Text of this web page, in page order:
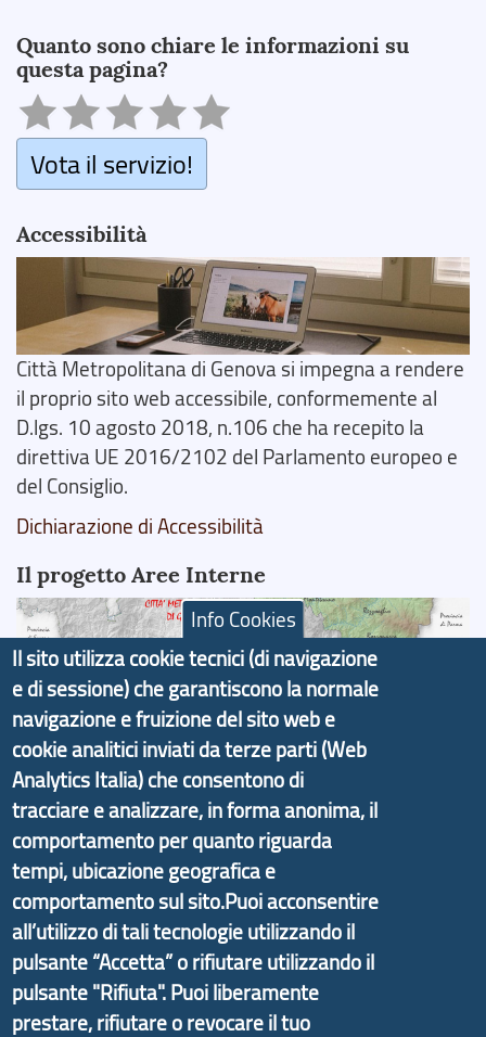
Quanto sono chiare le informazioni su
questa pagina?
Vota il servizio!
Accessibilità
Città Metropolitana di Genova si impegna a rendere
il proprio sito web accessibile, conformemente al
D.lgs. 10 agosto 2018, n.106 che ha recepito la
direttiva UE 2016/2102 del Parlamento europeo e
del Consiglio.
Dichiarazione di Accessibilità
Il progetto Aree Interne
Il portale di marketing territoriale e sviluppo locale
di Genova Città Metropolitana si è sviluppato a
partire dal progetto nazionale Aree Interne
promosso dal Dipartimento per lo Sviluppo
Economico e finalizzato al rilancio socio-economico
delle valli dell’entroterra. In particolare fornisce
informazioni ed aggiornamenti sulla
d'Area Antola-Tigullio, in collaborazione con Regione
Liguria ed ANCI Liguria.
Info Cookies
Il sito utilizza cookie tecnici (di navigazione
e di sessione) che garantiscono la normale
navigazione e fruizione del sito web e
cookie analitici inviati da terze parti (Web
Analytics Italia) che consentono di
tracciare e analizzare, in forma anonima, il
comportamento per quanto riguarda
tempi, ubicazione geografica e
comportamento sul sito.Puoi acconsentire
all’utilizzo di tali tecnologie utilizzando il
pulsante “Accetta” o rifiutare utilizzando il
pulsante "Rifiuta". Puoi liberamente
prestare, rifiutare o revocare il tuo